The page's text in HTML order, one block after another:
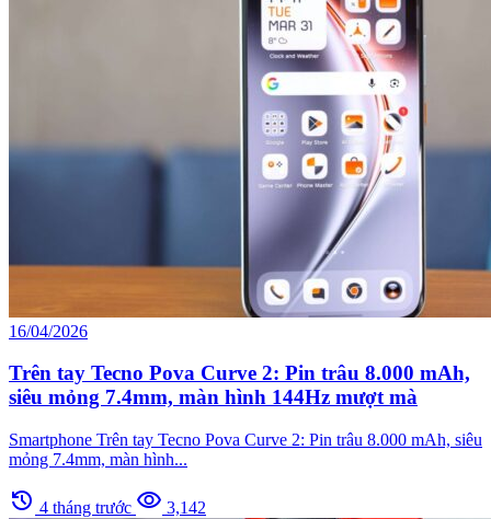
16/04/2026
Trên tay Tecno Pova Curve 2: Pin trâu 8.000 mAh,
siêu mỏng 7.4mm, màn hình 144Hz mượt mà
Smartphone Trên tay Tecno Pova Curve 2: Pin trâu 8.000 mAh, siêu
mỏng 7.4mm, màn hình...
history 4 tháng trước visibility 3,142